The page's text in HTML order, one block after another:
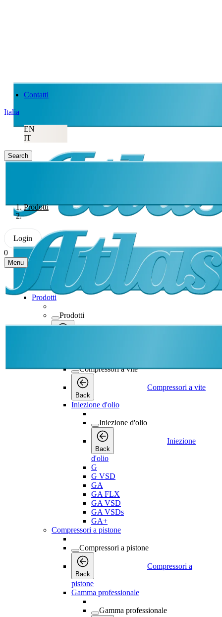
Contatti
Italia
EN
IT
Search
Prodotti
Login
0
Menu
Prodotti
Prodotti
Compressori a vite
Back
Compressori a vite
Iniezione d'olio
Iniezione d'olio
Back
Iniezione
d'olio
G
G VSD
GA
GA FLX
GA VSD
GA VSDs
GA+
Compressori a pistone
Compressori a pistone
Back
Compressori a
pistone
Gamma professionale
Gamma professionale